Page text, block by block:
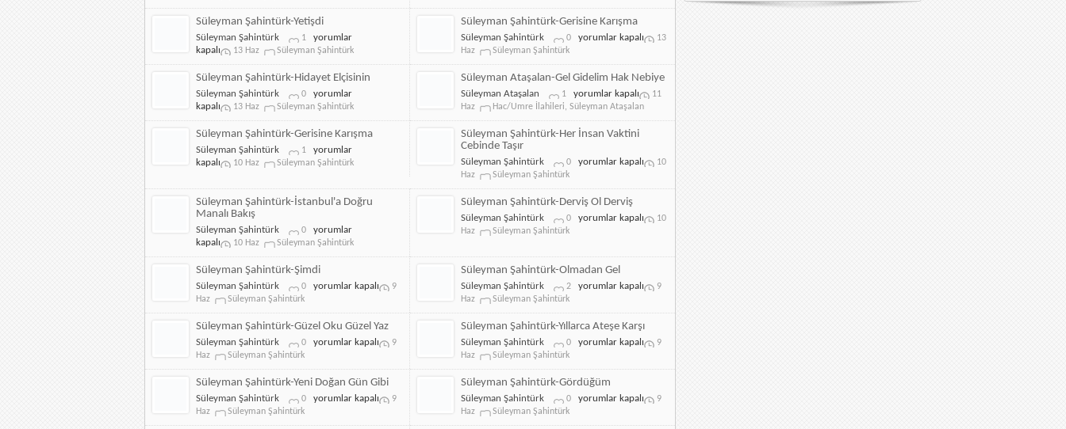
Şeriatı
Garrai
Muhammediyye
İçin
için
Efendim
Sultanım
Estağfirullah
için
Süleyman Şahintürk-Yetişdi
Süleyman Şahintürk 1
Süleyman
Şahintürk-
Yetişdi
için
yorumlar
kapalı
13 Haz Süleyman Şahintürk
Süleyman Şahintürk-Gerisine Karışma
Süleyman Şahintürk 0
Süleyman
Gerisine
Karışma
yorumlar kapalı
13
Haz
Süleyman Şahintürk
Süleyman Şahintürk-Hidayet Elçisinin
Süleyman Şahintürk 0
Süleyman
Şahintürk-
Hidayet
Elçisinin
yorumlar
kapalı
13 Haz Süleyman Şahintürk
Süleyman Ataşalan-Gel Gidelim Hak Nebiye
Süleyman Ataşalan 1
Süleyman
Ataşalan-
Gel
Gidelim
için
yorumlar kapalı
11
Haz
Hac/Umre İlahileri, Süleyman Ataşalan
Süleyman Şahintürk-Gerisine Karışma
Süleyman Şahintürk 1
Süleyman
Şahintürk-
Karışma
için
yorumlar
kapalı
10 Haz Süleyman Şahintürk
Süleyman Şahintürk-Her İnsan Vaktini
Cebinde Taşır
Süleyman Şahintürk 0
Süleyman
Her
İnsan
Cebinde
yorumlar kapalı
10
Haz
Süleyman Şahintürk
Süleyman Şahintürk-İstanbul'a Doğru
Manalı Bakış
Süleyman Şahintürk 0
Süleyman
Şahintürk-
İstanbul'a
Doğru
Bakış
yorumlar
kapalı
10 Haz Süleyman Şahintürk
Süleyman Şahintürk-Derviş Ol Derviş
Süleyman Şahintürk 0
Süleyman
Ol
Derviş
yorumlar kapalı
10
Haz
Süleyman Şahintürk
Süleyman Şahintürk-Şimdi
Süleyman Şahintürk 0
Süleyman
Şimdi
için
yorumlar kapalı
9
Haz
Süleyman Şahintürk
Süleyman Şahintürk-Olmadan Gel
Süleyman Şahintürk 2
Süleyman
Olmadan
Gel
yorumlar kapalı
9
Haz
Süleyman Şahintürk
Süleyman Şahintürk-Güzel Oku Güzel Yaz
Süleyman Şahintürk 0
Süleyman
Güzel
Oku
Yaz
yorumlar kapalı
9
Haz
Süleyman Şahintürk
Süleyman Şahintürk-Yıllarca Ateşe Karşı
Süleyman Şahintürk 0
Süleyman
Yıllarca
Ateşe
için
yorumlar kapalı
9
Haz
Süleyman Şahintürk
Süleyman Şahintürk-Yeni Doğan Gün Gibi
Süleyman Şahintürk 0
Süleyman
Yeni
yorumlar kapalı
9
Haz
Süleyman Şahintürk
Süleyman Şahintürk-Gördüğüm
Süleyman Şahintürk 0
Süleyman
Gördüğüm
yorumlar kapalı
9
Haz
Süleyman Şahintürk